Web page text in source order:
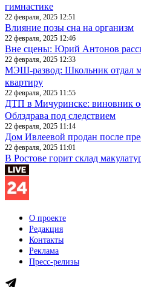
гимнастике
22 февраля, 2025 12:51
Влияние позы сна на организм
22 февраля, 2025 12:46
Вне сцены: Юрий Антонов
22 февраля, 2025 12:33
МЭШ-развод: Школьник отдал
квартиру
22 февраля, 2025 11:55
ДТП в Мичуринске: виновник
Облздрава под следствием
22 февраля, 2025 11:14
Дом Ивлеевой продан после
22 февраля, 2025 11:01
В Ростове горит склад
О проекте
Редакция
Контакты
Реклама
Пресс-релизы